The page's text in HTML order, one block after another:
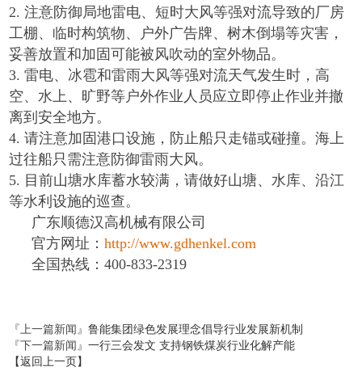
2.注意防御局地雷电、短时大风等强对流导致的厂房
工棚、临时构筑物、户外广告牌、树木倒塌等灾害，
妥善放置和加固可能被风吹动的室外物品。
3.雷电、冰雹和雷雨大风等强对流天气发生时，高
空、水上、旷野等户外作业人员应立即停止作业并撤
离到安全地方。
4.请注意加固港口设施，防止船只走锚或碰撞。海上
过往船只需注意防御雷雨大风。
5. 目前山塘水库蓄水较满，请做好山塘、水库、沿江
等水利设施的巡查。
广东顺德汉高机械有限公司
官方网址：http://www.gdhenkel.com
全国热线：400-833-2319
『上一篇新闻』鲁能集团绿色发展理念倡导行业发展新机制
『下一篇新闻』一行三会发文 支持钢铁煤炭行业化解产能
【返回上一页】